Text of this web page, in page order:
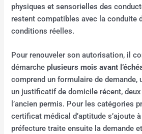
physiques et sensorielles des
restent compatibles avec la conduite
conditions réelles.
Pour renouveler son autorisation, il
démarcheplusieurs mois avant
comprend un formulaire de demande,
un justificatif de domicile récent,
l’ancien permis. Pour les catégories
certificat médical d’aptitude s’ajoute
préfecture traite ensuite la demande